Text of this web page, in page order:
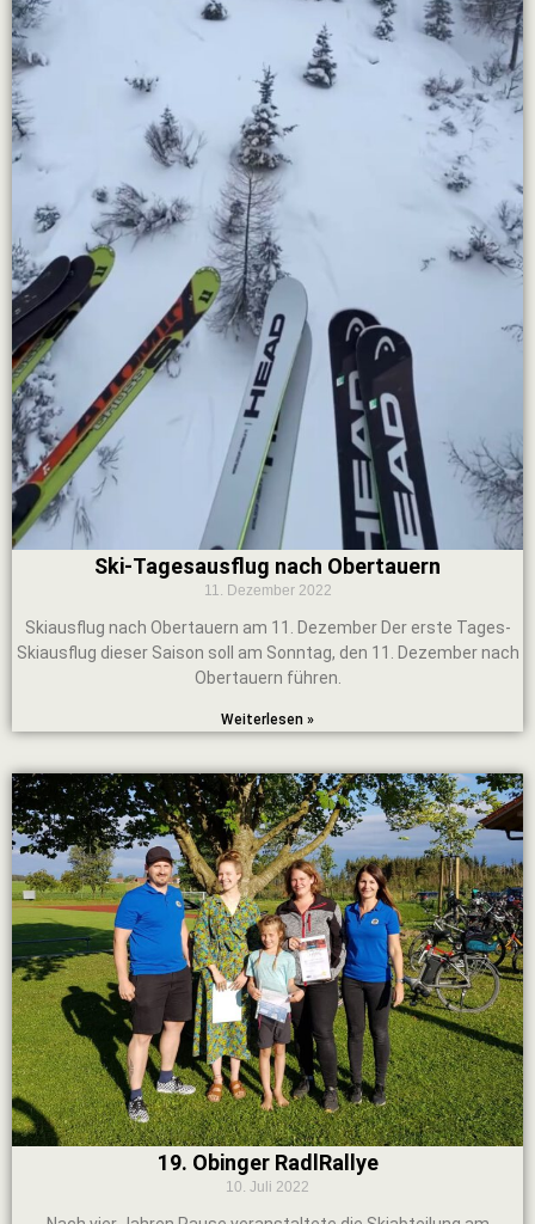
Ski-Tagesausflug nach Obertauern
11. Dezember 2022
Skiausflug nach Obertauern am 11. Dezember Der erste Tages-
Skiausflug dieser Saison soll am Sonntag, den 11. Dezember nach
Obertauern führen.
Weiterlesen »
19. Obinger RadlRallye
10. Juli 2022